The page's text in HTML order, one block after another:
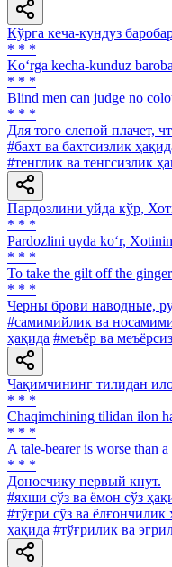
Кўрга кеча-кундуз
* * *
Ko‘rga kecha-kunduz
* * *
Blind men can judge no
* * *
Для того слепой плачет,
#бахт ва бахтсизлик
#тенглик ва тенгсизлик
Пардозлини уйда кўр,
* * *
Pardozlini uyda ko‘r,
* * *
To take the gilt off the
* * *
Черны брови наводные,
#самимийлик ва
ҳақида #меъёр ва
Чақимчининг тилидан
* * *
Chaqimchining tilidan ilon
* * *
A tale-bearer is worse than
* * *
Доносчику первый кнут.
#яхши сўз ва ёмон сўз
#тўғри сўз ва ёлғончилик
ҳақида #тўғрилик ва